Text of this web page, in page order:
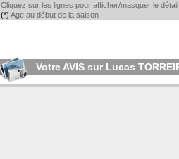
Cliquez sur les lignes pour afficher/masquer le
(*) Age au début de la saison
Votre AVIS sur Lucas